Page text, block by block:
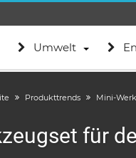
Umwelt
Produkttrends Mini-
für